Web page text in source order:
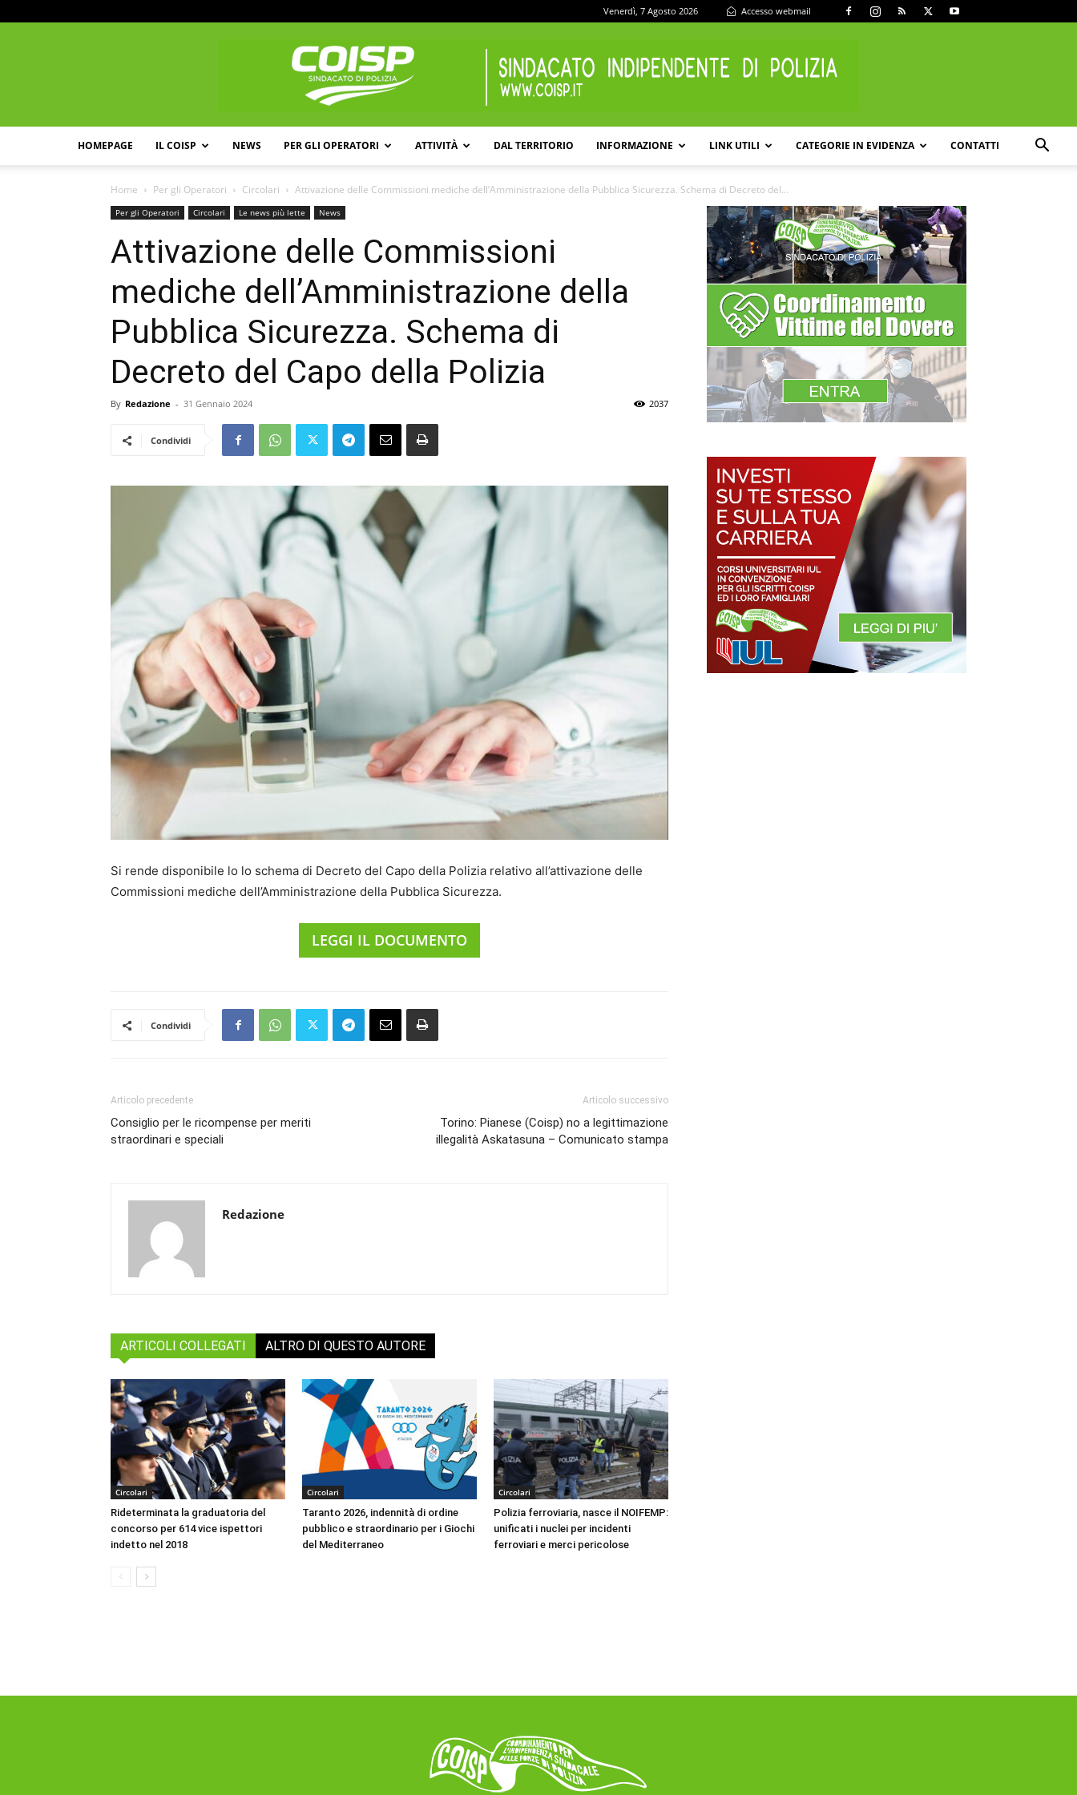
Venerdì, 7 Agosto 2026 Accesso webmail
HOMEPAGE IL COISP NEWS PER GLI OPERATORI ATTIVITÀ DAL TERRITORIO INFORMAZIONE LINK UTILI CATEGORIE IN EVIDENZA CONTATTI
Home Per gli Operatori Circolari Attivazione delle Commissioni mediche dell’Amministrazione della Pubblica Sicurezza. Schema di Decreto del...
Per gli Operatori Circolari Le news più lette News
Attivazione delle Commissioni
mediche dell’Amministrazione della
Pubblica Sicurezza. Schema di
Decreto del Capo della Polizia
By Redazione - 31 Gennaio 2024 2037
Condividi
Si rende disponibile lo lo schema di Decreto del Capo della Polizia relativo all’attivazione delle
Commissioni mediche dell’Amministrazione della Pubblica Sicurezza.
LEGGI IL DOCUMENTO
Condividi
Articolo precedente
Consiglio per le ricompense per meriti
straordinari e speciali
Articolo successivo
Torino: Pianese (Coisp) no a legittimazione
illegalità Askatasuna – Comunicato stampa
Redazione
ARTICOLI COLLEGATI ALTRO DI QUESTO AUTORE
Circolari
Rideterminata la graduatoria del
concorso per 614 vice ispettori
indetto nel 2018
Circolari
Taranto 2026, indennità di ordine
pubblico e straordinario per i Giochi
del Mediterraneo
Circolari
Polizia ferroviaria, nasce il NOIFEMP:
unificati i nuclei per incidenti
ferroviari e merci pericolose